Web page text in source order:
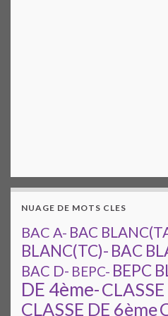
NUAGE DE MOTS CLES
BAC A- BAC
BLANC(TC)- BAC
BAC D- BEPC- BEPC
DE 4ème-
CLASSE DE 6ème